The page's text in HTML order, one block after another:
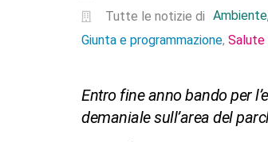
Tutte le notizie di
Giunta e programmazione, Salute
Entro fine anno bando per
demaniale sull’area del